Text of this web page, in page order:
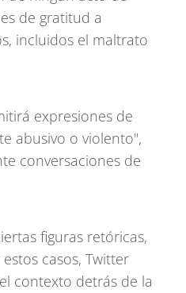
de gratitud a
incluidos el maltrato
expresiones de
abusivo o violento",
conversaciones de
figuras retóricas,
casos, Twitter
contexto detrás de la